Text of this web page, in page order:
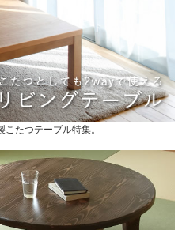
たつテーブル特集。